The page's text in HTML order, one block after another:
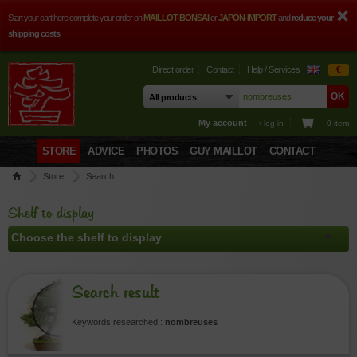
Start your cart here complete your order onMAILLOT-BONSAIorJAPON-IMPORTandreduce your
shipping costs
Direct order Contact Help / Services €
My account › log in 0 item
STORE ADVICE PHOTOS GUY MAILLOT CONTACT
Store Search
Shelf to display
Search result
Keywords researched : nombreuses